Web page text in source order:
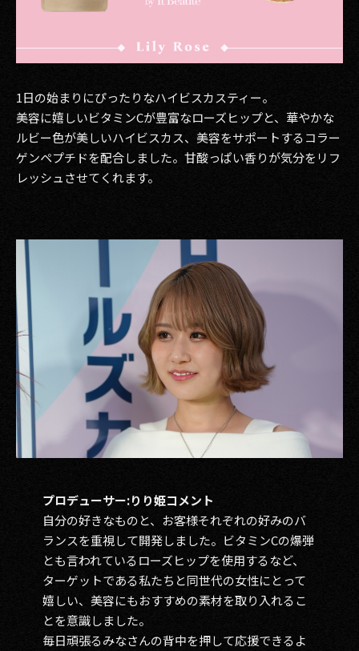
1日の始まりにぴったりなハイビスカスティー。
美容に嬉しいビタミンCが豊富なローズヒップと、華やかな
ルビー色が美しいハイビスカス、美容をサポートするコラー
ゲンペプチドを配合しました。甘酸っぱい香りが気分をリフ
レッシュさせてくれます。
プロデューサー:りり姫コメント
自分の好きなものと、お客様それぞれの好みのバ
ランスを重視して開発しました。ビタミンCの爆弾
とも言われているローズヒップを使用するなど、
ターゲットである私たちと同世代の女性にとって
嬉しい、美容にもおすすめの素材を取り入れるこ
とを意識しました。
毎日頑張るみなさんの背中を押して応援できるよ